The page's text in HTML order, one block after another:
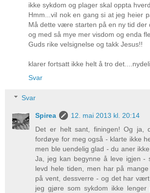
ikke sykdom og plager skal oppta
Hmm...vil nok en gang si at jeg heier
Må dette være starten på en ny tid der
og med så mye mer visdom og enda
Guds rike velsignelse og takk Jesus!!
klarer fortsatt ikke helt å tro
Svar
Svar
Spirea
12. mai 2013 kl. 20:14
Det er helt sant, finingen! Og
fordøye for meg også - klarte ikke
men ble uendelig glad - du aner
Ja, jeg kan begynne å leve igjen -
levd hele tiden, men har på
på vent, dessverre - og det har
jeg gjøre som sykdom ikke lenger